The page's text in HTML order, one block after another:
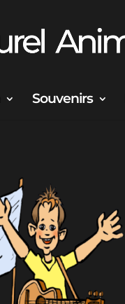
Souvenirs